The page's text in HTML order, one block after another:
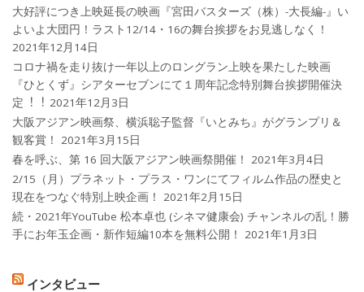
大好評につき上映延長の映画『宮田バスターズ（株）-大長編-』い
よいよ大団円！ラスト12/14・16の舞台挨拶をお見逃しなく！
2021年12月14日
コロナ禍を⾛り抜け⼀年以上のロングラン上映を果たした映画
『ひとくず』シアターセブンにて１周年記念特別舞台挨拶開催決
定︕︕ 2021年12月3日
大阪アジアン映画祭、横浜聡子監督『いとみち』がグランプリ＆
観客賞！
2021年3月15日
春を呼ぶ、第 16 回大阪アジアン映画祭開催！
2021年3月4日
2/15（月）プラネット・プラス・ワンにてフィルム作品の歴史と
現在をつなぐ特別上映企画！
2021年2月15日
続・2021年YouTube 松本卓也 (シネマ健康会) チャンネルの乱！勝
手にお年玉企画・新作短編10本を無料公開！
2021年1月3日
インタビュー